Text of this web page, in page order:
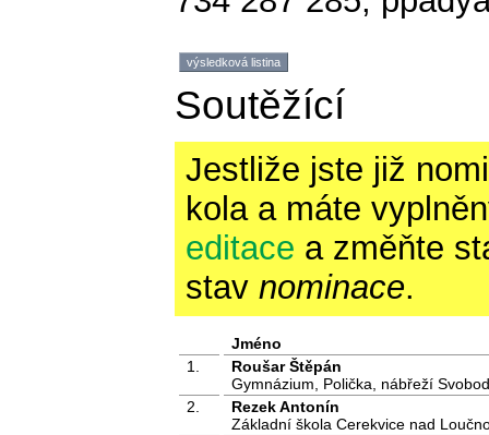
výsledková listina
Soutěžící
Jestliže jste již
kola a máte
editace a změňte
stav nominace.
Jméno
1.
Roušar Štěpán
Gymnázium, Polička, nábřeží
2.
Rezek Antonín
Základní škola Cerekvice nad